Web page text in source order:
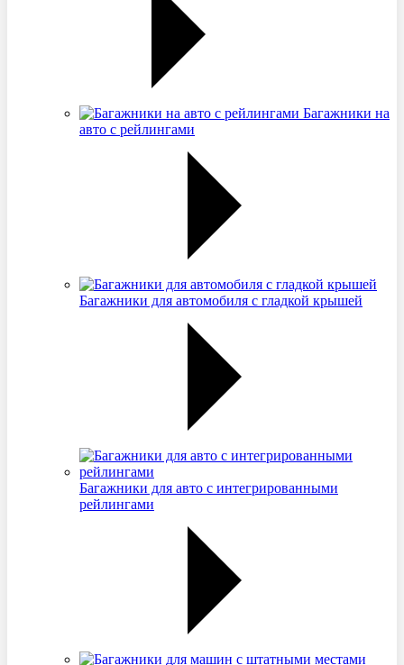
Багажники на
авто с рейлингами
Багажники для автомобиля с гладкой крышей
Багажники для авто с интегрированными
рейлингами